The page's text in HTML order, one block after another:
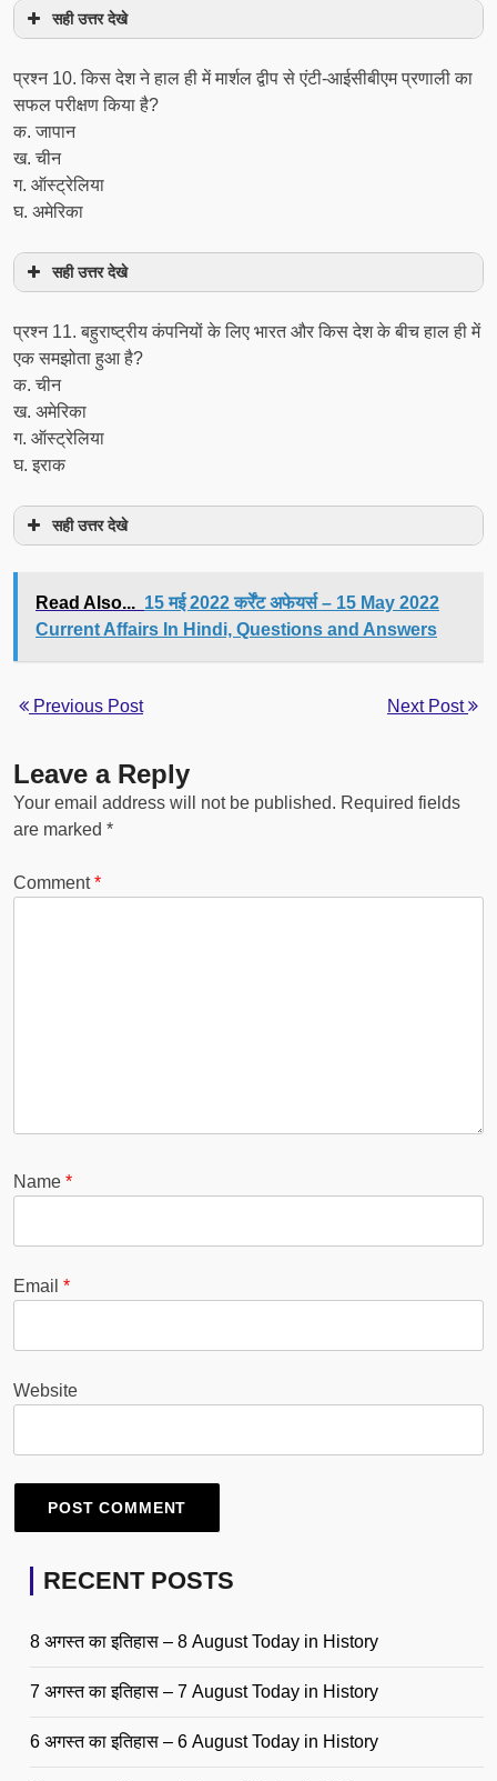
सही उत्तर देखे
प्रश्‍न 10. किस देश ने हाल ही में मार्शल द्वीप से एंटी-आईसीबीएम प्रणाली का
सफल परीक्षण किया है?
क. जापान
ख. चीन
ग. ऑस्ट्रेलिया
घ. अमेरिका
सही उत्तर देखे
प्रश्‍न 11. बहुराष्ट्रीय कंपनियों के लिए भारत और किस देश के बीच हाल ही में
एक समझोता हुआ है?
क. चीन
ख. अमेरिका
ग. ऑस्ट्रेलिया
घ. इराक
सही उत्तर देखे
Read Also... 15 मई 2022 कर्रेंट अफेयर्स – 15 May 2022
Current Affairs In Hindi, Questions and Answers
Previous Post Next Post
Leave a Reply
Your email address will not be published. Required fields
are marked *
Comment*
Name *
Email *
Website
RECENT POSTS
8 अगस्त का इतिहास – 8 August Today in History
7 अगस्त का इतिहास – 7 August Today in History
6 अगस्त का इतिहास – 6 August Today in History